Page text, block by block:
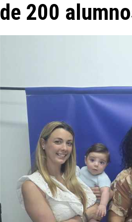
de 200